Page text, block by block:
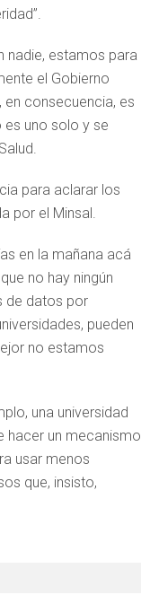
nadie, estamos para
el Gobierno
consecuencia, es
uno solo y se
para aclarar los
por el Minsal.
en la mañana acá
no hay ningún
de datos por
pueden
no estamos
una universidad
hacer un mecanismo
usar menos
que, insisto,